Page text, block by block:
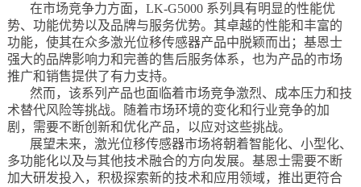
在市场竞争力方面，LK-G5000 系列具有明显的性能优
势、功能优势以及品牌与服务优势。其卓越的性能和丰富的
功能，使其在众多激光位移传感器产品中脱颖而出；基恩士
强大的品牌影响力和完善的售后服务体系，也为产品的市场
推广和销售提供了有力支持。
然而，该系列产品也面临着市场竞争激烈、成本压力和技
术替代风险等挑战。随着市场环境的变化和行业竞争的加
剧，需要不断创新和优化产品，以应对这些挑战。
展望未来，激光位移传感器市场将朝着智能化、小型化、
多功能化以及与其他技术融合的方向发展。基恩士需要不断
加大研发投入，积极探索新的技术和应用领域，推出更符合